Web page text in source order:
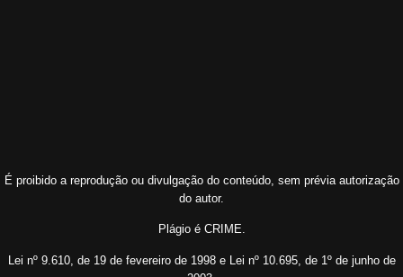
É proibido a reprodução ou divulgação do conteúdo, sem prévia autorização
do autor.
Plágio é CRIME.
Lei nº 9.610, de 19 de fevereiro de 1998 e Lei nº 10.695, de 1º de junho de